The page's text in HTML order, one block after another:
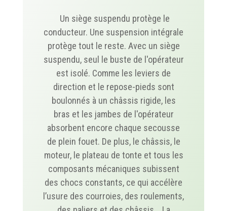
Un siège suspendu protège le
conducteur. Une suspension intégrale
protège tout le reste. Avec un siège
suspendu, seul le buste de l'opérateur
est isolé. Comme les leviers de
direction et le repose-pieds sont
boulonnés à un châssis rigide, les
bras et les jambes de l'opérateur
absorbent encore chaque secousse
de plein fouet. De plus, le châssis, le
moteur, le plateau de tonte et tous les
composants mécaniques subissent
des chocs constants, ce qui accélère
l’usure des courroies, des roulements,